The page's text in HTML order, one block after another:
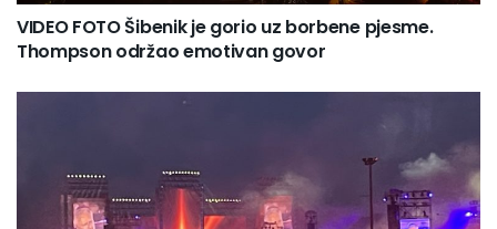
VIDEO FOTO Šibenik je gorio uz borbene pjesme.
Thompson održao emotivan govor